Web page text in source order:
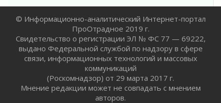
Ленобласть отметила заслуги жителей перед
регионом и страной
02 августа 2026
Ладога — не пруд
ПСК через Гослуслуги напомнит жителям
Ленинградской области о неоплаченных
© Информационно-аналитический Интернет-портал
ПроОтрадное 2019 г.
Свидетельство о регистрации ЭЛ № ФС 77 — 69222,
выдано Федеральной службой по надзору в сфере
связи, информационных технологий и массовых
коммуникаций
(Роскомнадзор) от 29 марта 2017 г.
Мнение редакции может не совпадать с мнением
авторов.